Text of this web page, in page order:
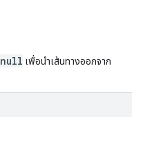
null เพื่อนำเส้นทางออกจาก